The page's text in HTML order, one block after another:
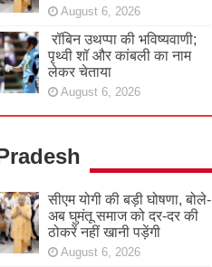
August 6, 2026
रॉबिन उथप्पा की भविष्यवाणी;
पृथ्वी शॉ और कांबली का नाम
लेकर चेताया
August 6, 2026
सीएम योगी की बड़ी घोषणा, बोले-
अब घुमंतू समाज को दर-दर की
ठोकरें नहीं खानी पड़ेंगी
August 6, 2026